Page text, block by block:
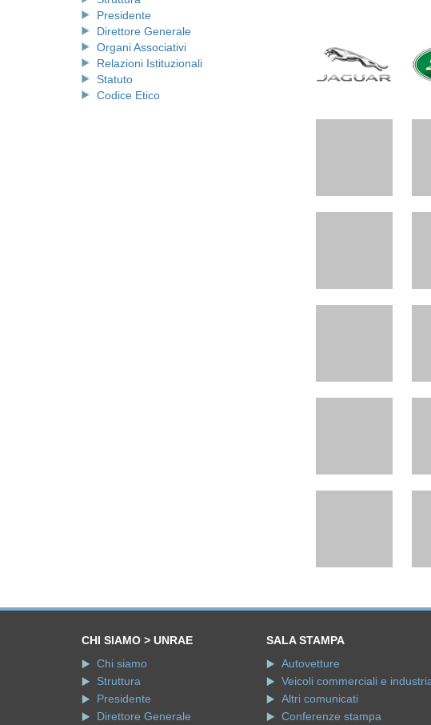
Presidente
Direttore Generale
Organi Associativi
Relazioni Istituzionali
Statuto
Codice Etico
CHI SIAMO > UNRAE
Chi siamo
Struttura
Presidente
Direttore Generale
SALA STAMPA
Autovetture
Veicoli commerciali e
Altri comunicati
Conferenze stampa